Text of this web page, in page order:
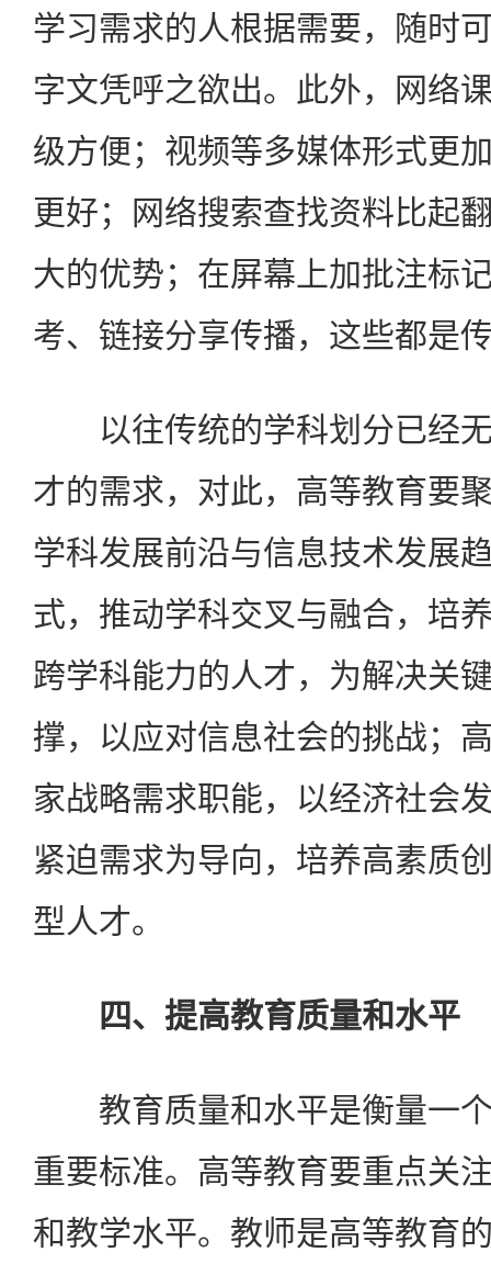
学习需求的人根据需要，随时
字文凭呼之欲出。此外，网络
级方便；视频等多媒体形式更
更好；网络搜索查找资料比起
大的优势；在屏幕上加批注标
考、链接分享传播，这些都是
以往传统的学科划分已经无
才的需求，对此，高等教育要
学科发展前沿与信息技术发展
式，推动学科交叉与融合，培
跨学科能力的人才，为解决关
撑，以应对信息社会的挑战；
家战略需求职能，以经济社会
紧迫需求为导向，培养高素质
型人才。
四、提高教育质量和水平
教育质量和水平是衡量一个
重要标准。高等教育要重点关
和教学水平。教师是高等教育